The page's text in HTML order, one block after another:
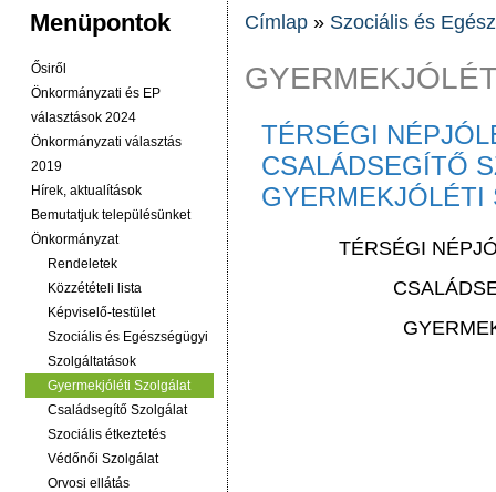
Menüpontok
Ősiről
Önkormányzati és EP
választások 2024
Önkormányzati választás
2019
Hírek, aktualítások
Bemutatjuk településünket
Önkormányzat
Rendeletek
Közzétételi lista
Képviselő-testület
Szociális és Egészségügyi
Szolgáltatások
Gyermekjóléti Szolgálat
Családsegítő Szolgálat
Szociális étkeztetés
Védőnői Szolgálat
Orvosi ellátás
JELENLEGI HELY
Címlap » Szociális és
TÉRSÉGI
CSALÁDSEGÍTŐ
GYERMEKJÓLÉTI
TÉRSÉGI